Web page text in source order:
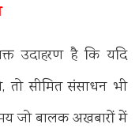
उदाहरण है कि यदि
तो सीमित संसाधन भी
जो बालक अखबारों में